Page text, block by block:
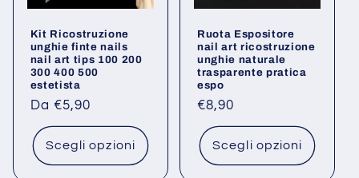
Kit Ricostruzione
unghie finte nails
nail art tips 100 200
300 400 500
estetista
Prezzo
listino
Da €5,90
Scegli opzioni
Ruota Espositore
nail art ricostruzione
unghie naturale
trasparente pratica
espo
Prezzo
di
listino
€8,90
Scegli opzioni